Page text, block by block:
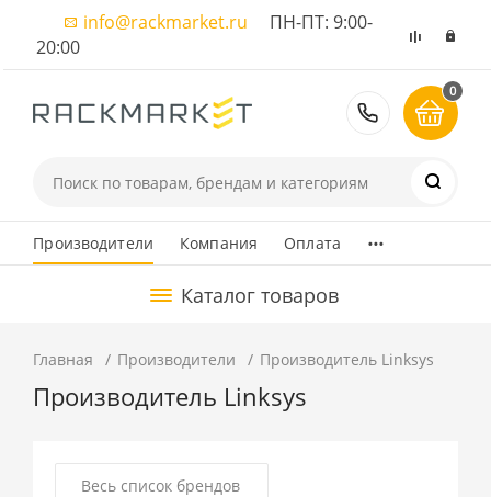
info@rackmarket.ru ПН-ПТ: 9:00-
20:00
8 (495)
0
Производители Компания Оплата ...
Каталог товаров
Главная Производители Производитель Linksys
Производитель Linksys
Весь список брендов